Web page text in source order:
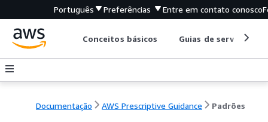
Português Preferências Entre em contato conosco
Conceitos básicos Guias de serviço
Documentação AWS Prescriptive Guidance Padrões